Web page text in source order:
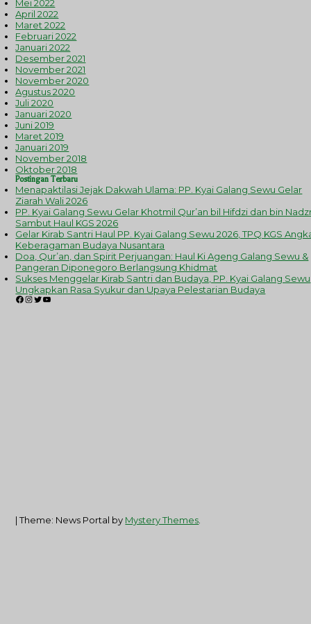
Mei 2022
April 2022
Maret 2022
Februari 2022
Januari 2022
Desember 2021
November 2021
November 2020
Agustus 2020
Juli 2020
Januari 2020
Juni 2019
Maret 2019
Januari 2019
November 2018
Oktober 2018
Postingan Terbaru
Menapaktilasi Jejak Dakwah Ulama: PP. Kyai Galang Sewu Gelar
Ziarah Wali 2026
PP. Kyai Galang Sewu Gelar Khotmil Qur’an bil Hifdzi dan bin
Sambut Haul KGS 2026
Gelar Kirab Santri Haul PP. Kyai Galang Sewu 2026, TPQ KGS
Keberagaman Budaya Nusantara
Doa, Qur’an, dan Spirit Perjuangan: Haul Ki Ageng Galang Sewu &
Pangeran Diponegoro Berlangsung Khidmat
Sukses Menggelar Kirab Santri dan Budaya, PP. Kyai Galang Sewu
Ungkapkan Rasa Syukur dan Upaya Pelestarian Budaya
Facebook
Instagram
Twitter
YouTube
|Theme: News Portal by Mystery Themes